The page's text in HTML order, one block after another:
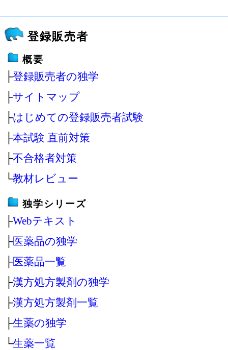
登録販売者
概要
├登録販売者の独学
├サイトマップ
├はじめての登録販売者試験
├本試験 直前対策
├不合格者対策
└教材レビュー
独学シリーズ
├Webテキスト
├医薬品の独学
├医薬品一覧
├漢方処方製剤の独学
├漢方処方製剤一覧
├生薬の独学
└生薬一覧